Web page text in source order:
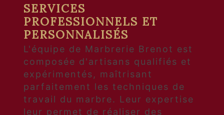
SERVICES
PROFESSIONNELS ET
PERSONNALISÉS
L'équipe de Marbrerie Brenot est
composée d'artisans qualifiés et
expérimentés, maîtrisant
parfaitement les techniques de
travail du marbre. Leur expertise
leur permet de réaliser des